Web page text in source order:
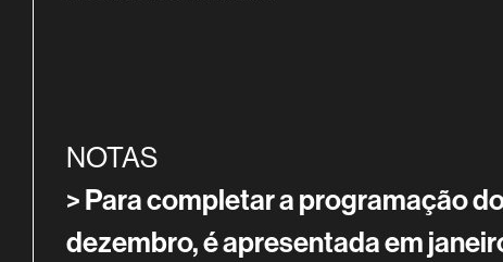
NOTAS
> Para completar a programação
dezembro, é apresentada em